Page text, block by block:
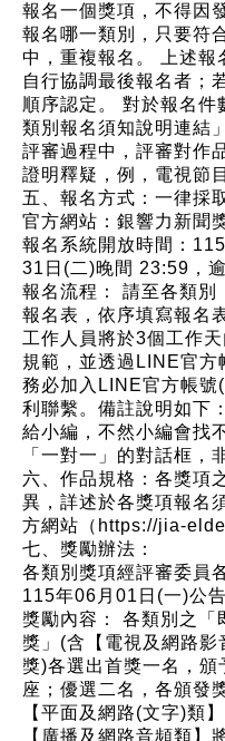
報名一個獎項，不得因
報名哪一類別，只要符
中，重複報名。 上述報
自行協調最後報名者；
順序認定。 對於報名件
類別報名須知說明連結」
評審過程中，評審對作
證明釋疑，例，電視節
五、報名方式：一律採
官方網站：銀響力新聞
報名系統開放時間：
31日(二)晚間 23:59，逾
報名流程： 請至各類別
報名表，依序填寫報名
工作人員將於3個工作
規範，並透過LINE官方
務必加入LINE官方帳
利聯繫。備註說明如下
給小編，不然小編會找
「一對一」的對話框，
六、作品規格：各獎項
異，詳述於各獎項報名
方網站（https://jia-
七、獎勵辦法：
各類別獎項經評審委員
115年06月01日(一)公
獎勵內容： 各類別之「
獎」(含【電視及網路
獎)各選出首獎一名，頒
座；優選二名，各頒發
【平面及網路(文字)類
【廣播及網路音頻類】